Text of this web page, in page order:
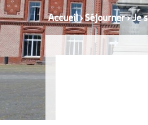
Accueil›Séjourner›Je